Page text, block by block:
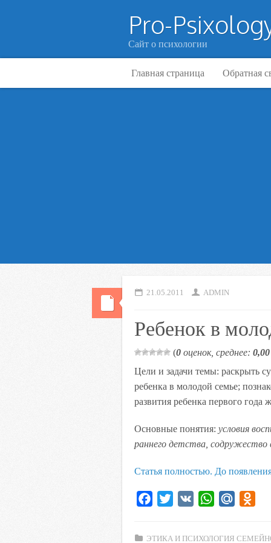
Pro-
Сайт о психологии
Главная страница Обратная
21.05.2011 ADMIN
Ребенок в
(0 оценок, среднее: 0,00
Цели и задачи темы: раскрыть
ребенка в молодой семье;
развития ребенка первого года
Основные понятия: условия
раннего детства, содружество
Статья полностью. До
W
ЭТИКА И ПСИХОЛОГИЯ